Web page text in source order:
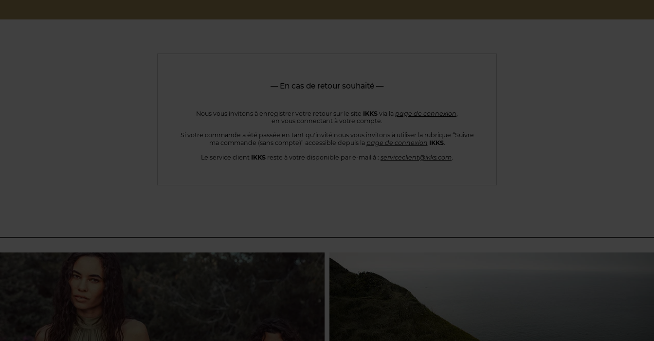
— En cas de retour souhaité —
Nous vous invitons à enregistrer votre retour sur le site IKKSvia la page de connexion
en vous connectant à votre compte.
Si votre commande a été passée en tant qu'invité nous vous invitons à utiliserla rubrique “Suivre
ma commande (sans compte)” accessible depuis la page de connexion IKKS.
Le service client IKKS reste à votre disponible par e-mail à : serviceclient@ikks.com